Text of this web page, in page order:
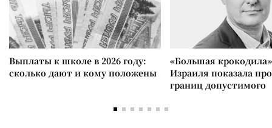
Выплаты к школе в 2026 году:
сколько дают и кому положены
«Большая
Израиля показала
границ допустимого